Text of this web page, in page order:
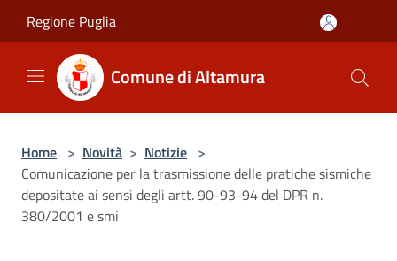
Regione Puglia
Comune di Altamura
Home > Novità > Notizie >
Comunicazione per la trasmissione delle pratiche sismiche
depositate ai sensi degli artt. 90-93-94 del DPR n.
380/2001 e smi